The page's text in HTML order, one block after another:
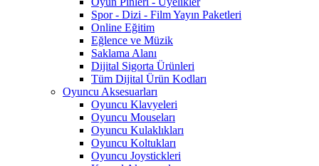
Spor - Dizi - Film Yayın Paketleri
Online Eğitim
Eğlence ve Müzik
Saklama Alanı
Dijital Sigorta Ürünleri
Tüm Dijital Ürün Kodları
Oyuncu Aksesuarları
Oyuncu Klavyeleri
Oyuncu Mouseları
Oyuncu Kulaklıkları
Oyuncu Koltukları
Oyuncu Joystickleri